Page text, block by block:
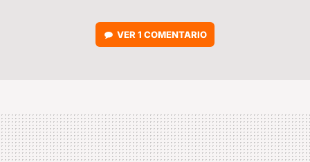
VER 1 COMENTARIO